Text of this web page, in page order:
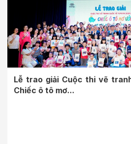
Lễ trao giải Cuộc thi vẽ
Chiếc ô tô mơ...